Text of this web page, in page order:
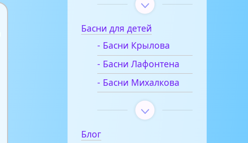
Басни для детей
- Басни Крылова
- Басни Лафонтена
- Басни Михалкова
Блог